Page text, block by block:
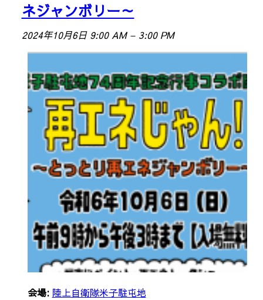
ネジャンボリー～
2024年10月6日 9:00 AM– 3:00 PM
会場: 陸上自衛隊米子駐屯地